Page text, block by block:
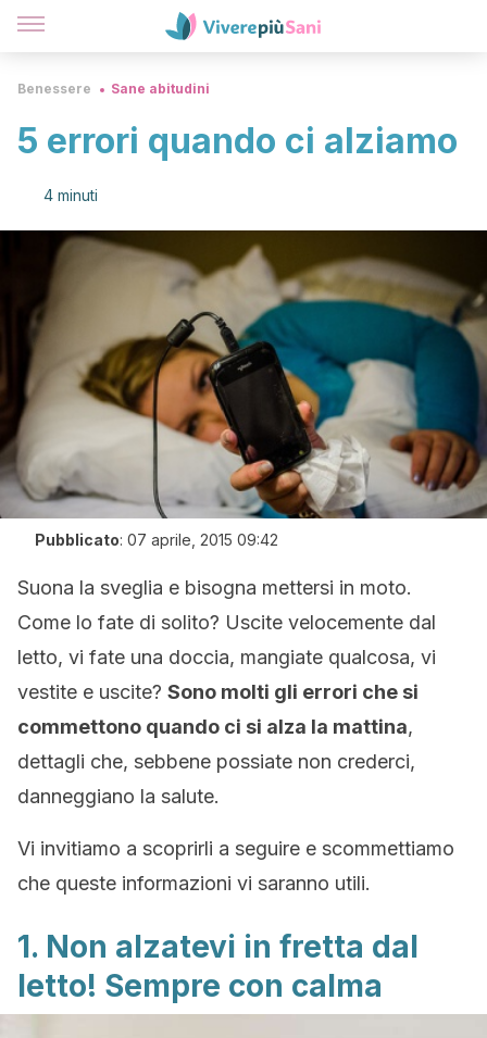
Benessere Sane abitudini
5 errori quando ci alziamo
4 minuti
Pubblicato: 07 aprile, 2015 09:42
Suona la sveglia e bisogna mettersi in moto.
Come lo fate di solito? Uscite velocemente dal
letto, vi fate una doccia, mangiate qualcosa, vi
vestite e uscite? Sono molti gli errori che si
commettono quando ci si alza la mattina,
dettagli che, sebbene possiate non crederci,
danneggiano la salute.
Vi invitiamo a scoprirli a seguire e scommettiamo
che queste informazioni vi saranno utili.
1. Non alzatevi in fretta dal
letto! Sempre con calma